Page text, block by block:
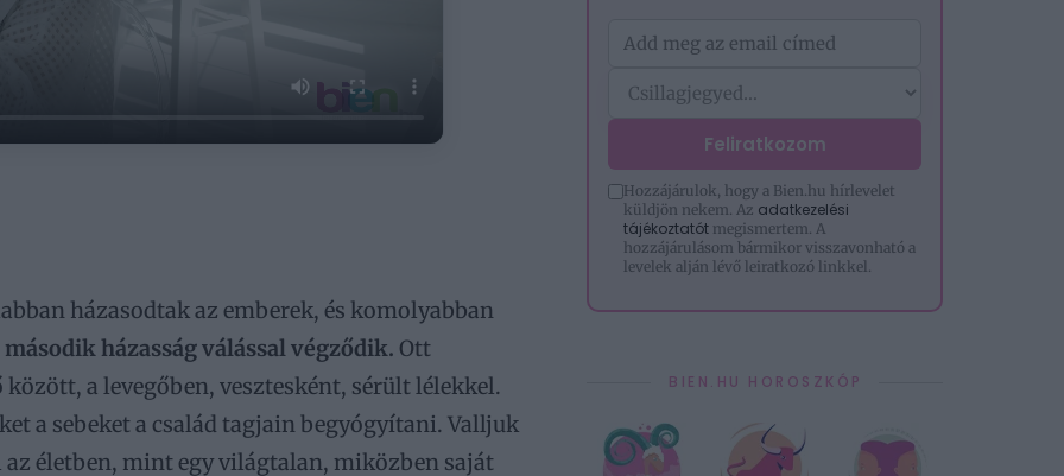
házasodtak az emberek, és komolyabban
házasság válással végződik. Ott
a levegőben, vesztesként, sérült lélekkel.
a sebeket a család tagjain begyógyítani. Valljuk
az életben, mint egy világtalan, miközben saját
Feliratkozom
Hozzájárulok, hogy a Bien.hu hírlevelet
küldjön nekem. Az adatkezelési
tájékoztatót megismertem. A
hozzájárulásom bármikor visszavonható a
levelek alján lévő leiratkozó linkkel.
BIEN.HU HOROSZKÓP